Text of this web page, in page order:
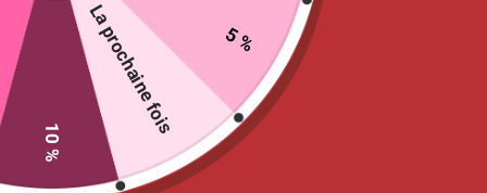
Ajouter au panier
Ne tardez pas
Jour
00 09
Minutes Seconde
Moins de 25 produits restants !
5 %
La prochaine fois
10 %